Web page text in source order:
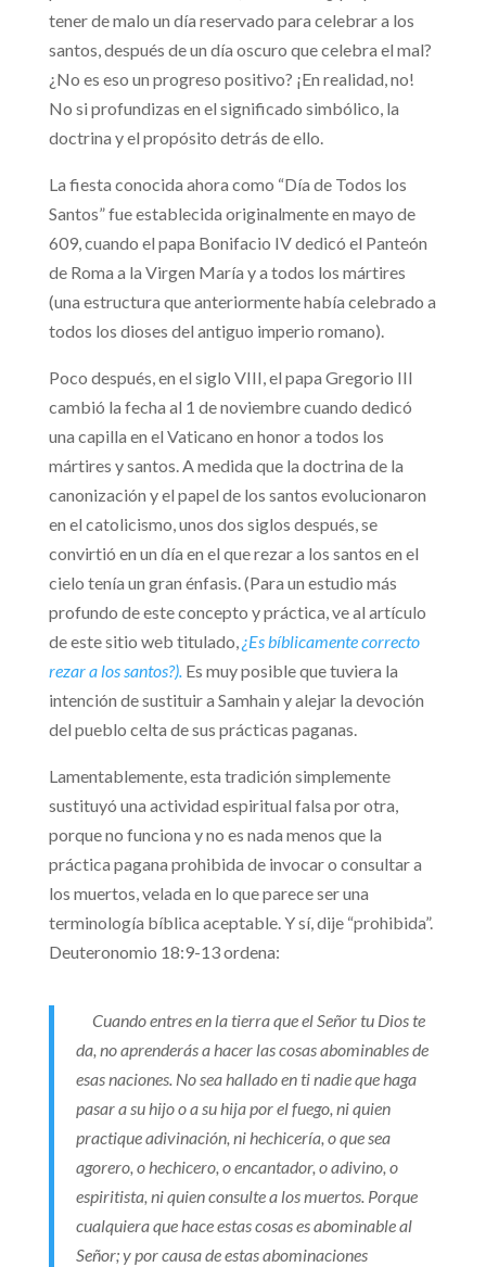
tener de malo un día reservado para celebrar a los
santos, después de un día oscuro que celebra el mal?
¿No es eso un progreso positivo? ¡En realidad, no!
No si profundizas en el significado simbólico, la
doctrina y el propósito detrás de ello.
La fiesta conocida ahora como “Día de Todos los
Santos” fue establecida originalmente en mayo de
609, cuando el papa Bonifacio IV dedicó el Panteón
de Roma a la Virgen María y a todos los mártires
(una estructura que anteriormente había celebrado a
todos los dioses del antiguo imperio romano).
Poco después, en el siglo VIII, el papa Gregorio III
cambió la fecha al 1 de noviembre cuando dedicó
una capilla en el Vaticano en honor a todos los
mártires y santos. A medida que la doctrina de la
canonización y el papel de los santos evolucionaron
en el catolicismo, unos dos siglos después, se
convirtió en un día en el que rezar a los santos en el
cielo tenía un gran énfasis. (Para un estudio más
profundo de este concepto y práctica, ve al artículo
de este sitio web titulado,¿Es bíblicamente correcto
rezar a los santos?). Es muy posible que tuviera la
intención de sustituir a Samhain y alejar la devoción
del pueblo celta de sus prácticas paganas.
Lamentablemente, esta tradición simplemente
sustituyó una actividad espiritual falsa por otra,
porque no funciona y no es nada menos que la
práctica pagana prohibida de invocar o consultar a
los muertos, velada en lo que parece ser una
terminología bíblica aceptable. Y sí, dije “prohibida”.
Deuteronomio 18:9-13 ordena:
Cuando entres en la tierra que el Señor tu Dios te
da, no aprenderás a hacer las cosas abominables de
esas naciones. No sea hallado en ti nadie que haga
pasar a su hijo o a su hija por el fuego, ni quien
practique adivinación, ni hechicería, o que sea
agorero, o hechicero, o encantador, o adivino, o
espiritista, ni quien consulte a los muertos. Porque
cualquiera que hace estas cosas es abominable al
Señor; y por causa de estas abominaciones